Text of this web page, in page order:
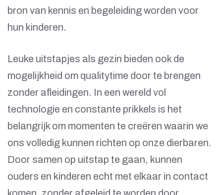
bron van kennis en begeleiding worden voor
hun kinderen.
Leuke uitstapjes als gezin bieden ook de
mogelijkheid om qualitytime door te brengen
zonder afleidingen. In een wereld vol
technologie en constante prikkels is het
belangrijk om momenten te creëren waarin we
ons volledig kunnen richten op onze dierbaren.
Door samen op uitstap te gaan, kunnen
ouders en kinderen echt met elkaar in contact